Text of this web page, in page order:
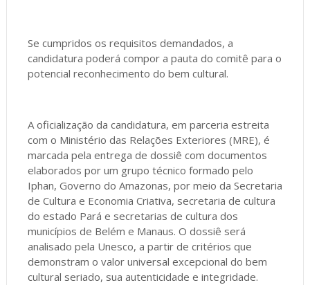
Se cumpridos os requisitos demandados, a
candidatura poderá compor a pauta do comitê para o
potencial reconhecimento do bem cultural.
A oficialização da candidatura, em parceria estreita
com o Ministério das Relações Exteriores (MRE), é
marcada pela entrega de dossiê com documentos
elaborados por um grupo técnico formado pelo
Iphan, Governo do Amazonas, por meio da Secretaria
de Cultura e Economia Criativa, secretaria de cultura
do estado Pará e secretarias de cultura dos
municípios de Belém e Manaus. O dossiê será
analisado pela Unesco, a partir de critérios que
demonstram o valor universal excepcional do bem
cultural seriado, sua autenticidade e integridade.